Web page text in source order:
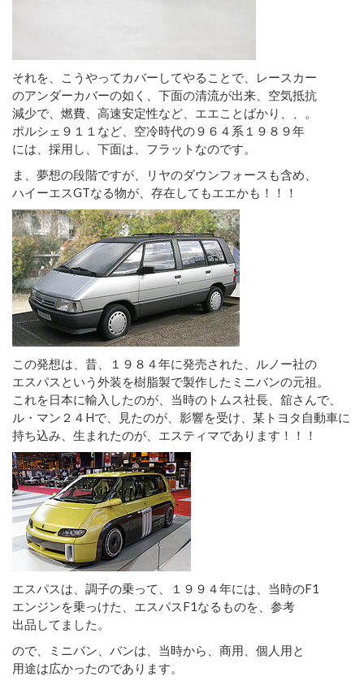
それを、こうやってカバーしてやることで、レースカー
のアンダーカバーの如く、下面の清流が出来、空気抵抗
減少で、燃費、高速安定性など、エエことばかり、、。
ポルシェ９１１など、空冷時代の９６４系１９８９年
には、採用し、下面は、フラットなのです。
ま、夢想の段階ですが、リヤのダウンフォースも含め、
ハイーエスGTなる物が、存在してもエエかも！！！
この発想は、昔、１９８４年に発売された、ルノー社の
エスパスという外装を樹脂製で製作したミニバンの元祖。
これを日本に輸入したのが、当時のトムス社長、舘さんで、
ル・マン２４Hで、見たのが、影響を受け、某トヨタ自動車に
持ち込み、生まれたのが、エスティマであります！！！
エスパスは、調子の乗って、１９９４年には、当時のF1
エンジンを乗っけた、エスパスF1なるものを、参考
出品してました。
ので、ミニバン、バンは、当時から、商用、個人用と
用途は広かったのであります。